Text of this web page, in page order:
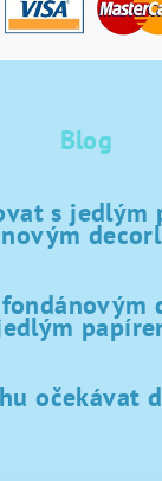
Blog
s jedlým
očekávat